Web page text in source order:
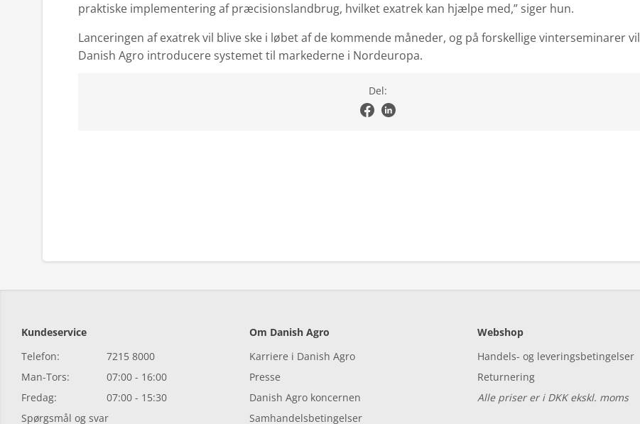
praktiske implementering af præcisionslandbrug, hvilket exatrek kan hjælpe med,” siger hun.
Lanceringen af exatrek vil blive ske i løbet af de kommende måneder, og på forskellige vinterseminarer vil
Danish Agro introducere systemet til markederne i Nordeuropa.
Del:
Kundeservice
Telefon:
7215 8000
Man-Tors:
07:00 - 16:00
Fredag:
07:00 - 15:30
Spørgsmål og svar
Om Danish Agro
Karriere i Danish Agro
Presse
Danish Agro koncernen
Samhandelsbetingelser
Webshop
Handels- og leveringsbetingelser
Returnering
Alle priser er i DKK ekskl. moms